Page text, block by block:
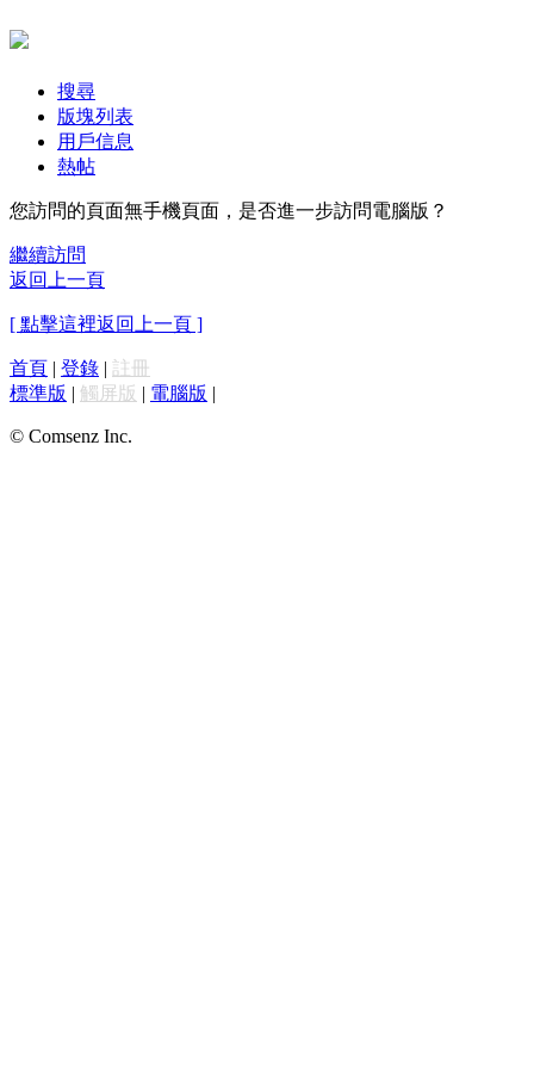
搜尋
版塊列表
用戶信息
熱帖
您訪問的頁面無手機頁面，是否進一步訪問電腦版？
繼續訪問
返回上一頁
[ 點擊這裡返回上一頁 ]
首頁 | 登錄 | 註冊
標準版 | 觸屏版 | 電腦版 |
© Comsenz Inc.